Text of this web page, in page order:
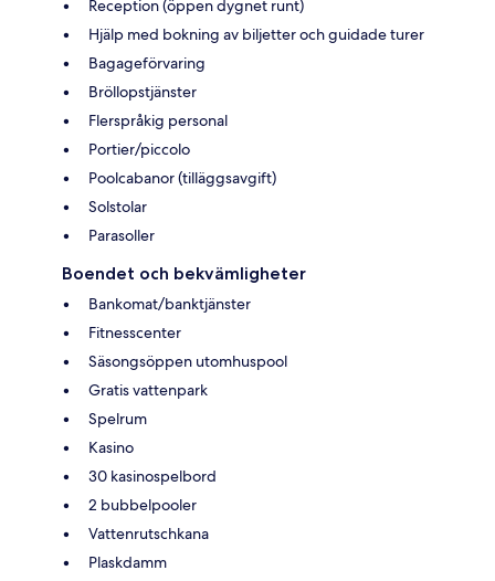
Reception (öppen dygnet runt)
Hjälp med bokning av biljetter och guidade turer
Bagageförvaring
Bröllopstjänster
Flerspråkig personal
Portier/piccolo
Poolcabanor (tilläggsavgift)
Solstolar
Parasoller
Boendet och bekvämligheter
Bankomat/banktjänster
Fitnesscenter
Säsongsöppen utomhuspool
Gratis vattenpark
Spelrum
Kasino
30 kasinospelbord
2 bubbelpooler
Vattenrutschkana
Plaskdamm